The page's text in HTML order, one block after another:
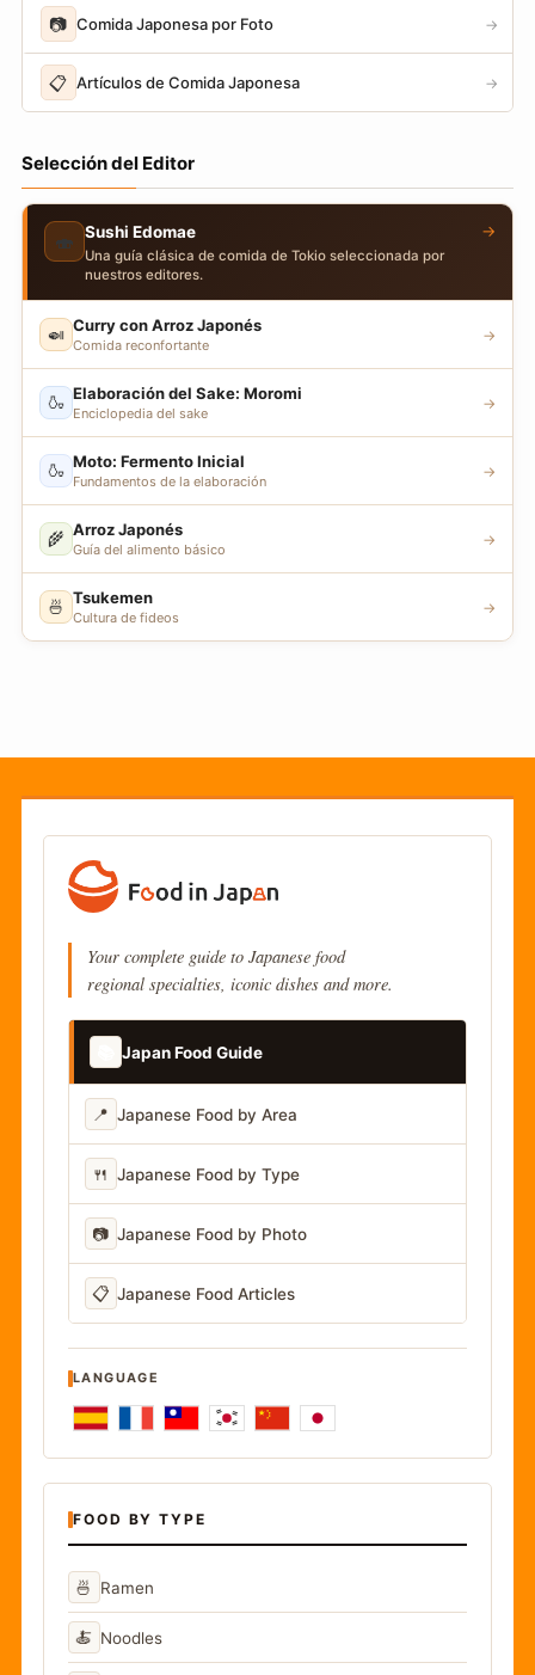
📷 Comida Japonesa por Foto →
📋 Artículos de Comida Japonesa →
Selección del Editor
🍣 Sushi Edomae
Una guía clásica de comida de Tokio seleccionada por
nuestros editores.
→
🍛 Curry con Arroz Japonés
Comida reconfortante
→
🍶 Elaboración del Sake: Moromi
Enciclopedia del sake
→
🍶 Moto: Fermento Inicial
Fundamentos de la elaboración
→
🌾 Arroz Japonés
Guía del alimento básico
→
🍜 Tsukemen
Cultura de fideos
→
Your complete guide to Japanese food
regional specialties, iconic dishes and more.
Japan Food Guide
📍 Japanese Food by Area
🍴 Japanese Food by Type
📷 Japanese Food by Photo
📋 Japanese Food Articles
LANGUAGE
FOOD BY TYPE
🍜 Ramen
🍝 Noodles